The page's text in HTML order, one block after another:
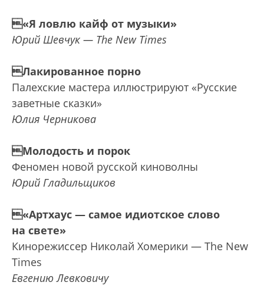
«Я ловлю кайф от музыки»
Юрий Шевчук — The New Times
Лакированное порно
Палехские мастера иллюстрируют «Русские
заветные сказки»
Юлия Черникова
Молодость и порок
Феномен новой русской киноволны
Юрий Гладильщиков
«Артхаус — самое идиотское слово
на свете»
Кинорежиссер Николай Хомерики — The New
Times
Евгению Левковичу